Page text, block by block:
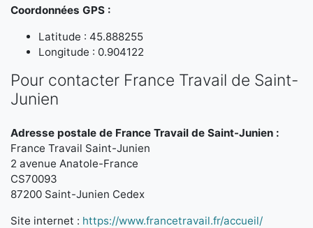
Coordonnées GPS :
Latitude : 45.888255
Longitude : 0.904122
Pour contacter France Travail de Saint-
Junien
Adresse postale de France Travail de Saint-Junien :
France Travail Saint-Junien
2 avenue Anatole-France
CS70093
87200 Saint-Junien Cedex
Site internet : https://www.francetravail.fr/accueil/